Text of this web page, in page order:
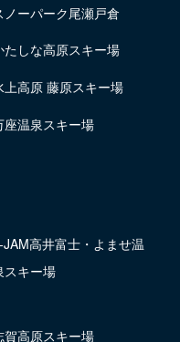
ノーパーク尾瀬戸倉
たしな高原スキー場
上高原 藤原スキー場
座温泉スキー場
JAM高井富士・よませ温
スキー場
賀高原スキー場